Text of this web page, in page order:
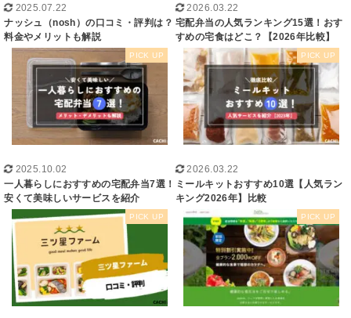
2025.07.22
ナッシュ（nosh）の口コミ・評判は？
料金やメリットも解説
2026.03.22
宅配弁当の人気ランキング15選！おす
すめの宅食はどこ？【2026年比較】
2025.10.02
一人暮らしにおすすめの宅配弁当7選！
安くて美味しいサービスを紹介
2026.03.22
ミールキットおすすめ10選【人気ラン
キング2026年】比較